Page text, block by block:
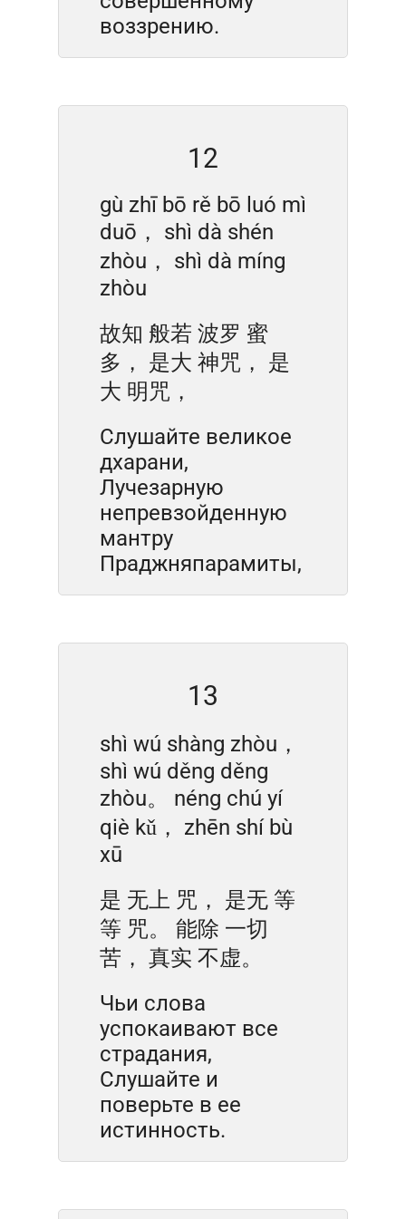
воззрению.
12
gù zhī bō rě bō luó mì
duō， shì dà shén
zhòu， shì dà míng
zhòu
故知 般若 波罗 蜜
多， 是大 神咒， 是
大 明咒，
Слушайте великое
дхарани,
Лучезарную
непревзойденную
мантру
Праджняпарамиты,
13
shì wú shàng zhòu，
shì wú děng děng
zhòu。 néng chú yí
qiè kǔ， zhēn shí bù
xū
是 无上 咒， 是无 等
等 咒。 能除 一切
苦， 真实 不虚。
Чьи слова
успокаивают все
страдания,
Слушайте и
поверьте в ее
истинность.